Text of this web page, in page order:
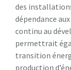
des
dépendance
continu au
permettrait
transition
production